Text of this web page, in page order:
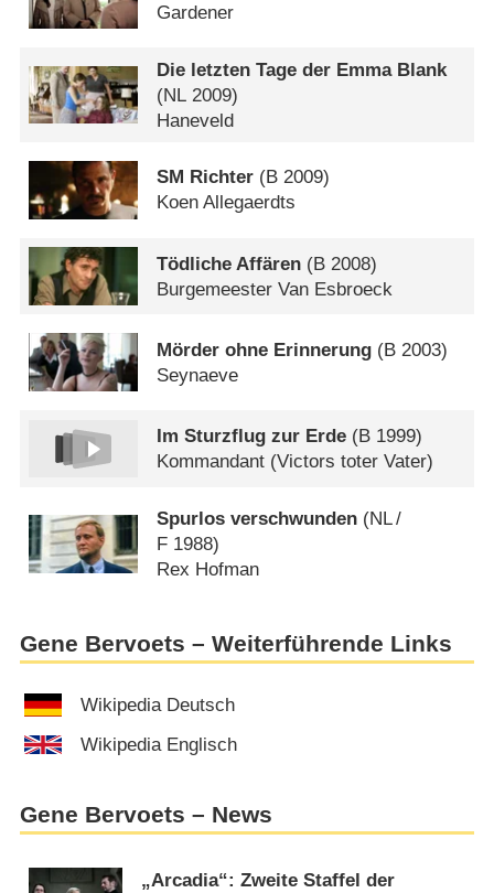
Gardener
Die letzten Tage der Emma Blank
(NL 2009)
Haneveld
SM Richter (B 2009)
Koen Allegaerdts
Tödliche Affären (B 2008)
Burgemeester Van Esbroeck
Mörder ohne Erinnerung (B 2003)
Seynaeve
Im Sturzflug zur Erde (B 1999)
Kommandant (Victors toter Vater)
Spurlos verschwunden (NL/
F 1988)
Rex Hofman
Gene Bervoets – Weiterführende Links
Wikipedia Deutsch
Wikipedia Englisch
Gene Bervoets – News
„Arcadia“: Zweite Staffel der